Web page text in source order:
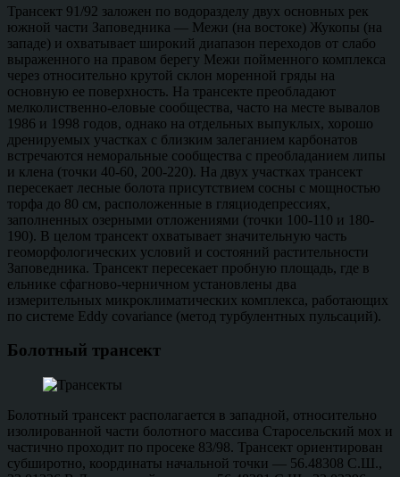
Трансект 91/92 заложен по водоразделу двух основных рек
южной части Заповедника — Межи (на востоке) Жукопы (на
западе) и охватывает широкий диапазон переходов от слабо
выраженного на правом берегу Межи пойменного комплекса
через относительно крутой склон моренной гряды на
основную ее поверхность. На трансекте преобладают
мелколиственно-еловые сообщества, часто на месте вывалов
1986 и 1998 годов, однако на отдельных выпуклых, хорошо
дренируемых участках с близким залеганием карбонатов
встречаются неморальные сообщества с преобладанием липы
и клена (точки 40-60, 200-220). На двух участках трансект
пересекает лесные болота присутствием сосны с мощностью
торфа до 80 см, расположенные в гляциодепрессиях,
заполненных озерными отложениями (точки 100-110 и 180-
190). В целом трансект охватывает значительную часть
геоморфологических условий и состояний растительности
Заповедника. Трансект пересекает пробную площадь, где в
ельнике сфагново-черничном установлены два
измерительных микроклиматических комплекса, работающих
по системе Eddy covariance (метод турбулентных пульсаций).
Болотный трансект
Болотный трансект располагается в западной, относительно
изолированной части болотного массива Старосельский мох и
частично проходит по просеке 83/98. Трансект ориентирован
субширотно, координаты начальной точки — 56.48308 С.Ш.,